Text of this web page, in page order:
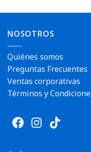
NOSOTROS
Quiénes somos
Preguntas Frecuentes
Ventas corporativas
Términos y